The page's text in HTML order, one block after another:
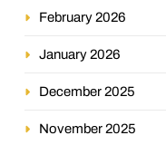
February 2026
January 2026
December 2025
November 2025